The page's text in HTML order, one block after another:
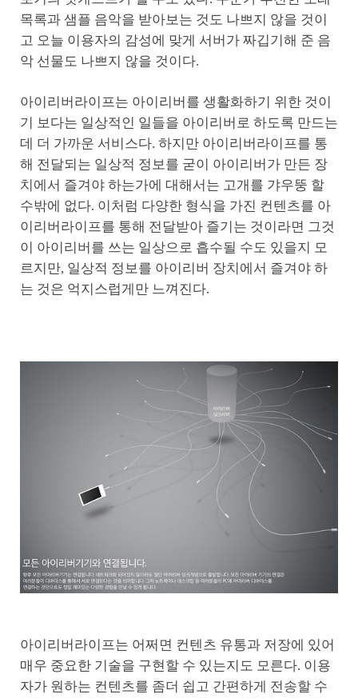
목록과 샘플 음악을 받아보는 것도 나쁘지 않을 것이
고 오늘 이용자의 감성에 맞게 서버가 짜깁기해 준 음
악 선물도 나쁘지 않을 것이다.
아이리버라이프는 아이리버를 생활화하기 위한 것이
기 보다는 일상적인 일들을 아이리버로 하도록 만드는
데 더 가까운 서비스다. 하지만 아이리버라이프를 통
해 전달되는 일상적 정보를 굳이 아이리버가 만든 장
치에서 즐겨야 하는가에 대해서는 고개를 갸우뚱 할
수밖에 없다. 이처럼 다양한 형식을 가진 컨텐츠를 아
이리버라이프를 통해 전달받아 즐기는 것이라면 그것
이 아이리버를 쓰는 일상으로 흡수될 수도 있을지 모
르지만, 일상적 정보를 아이리버 장치에서 즐겨야 하
는 것은 억지스럽게만 느껴진다.
아이리버라이프는 어쩌면 컨텐츠 유통과 저장에 있어
매우 중요한 기술을 구현할 수 있는지도 모른다. 이용
자가 원하는 컨텐츠를 좀더 쉽고 간편하게 전송할 수